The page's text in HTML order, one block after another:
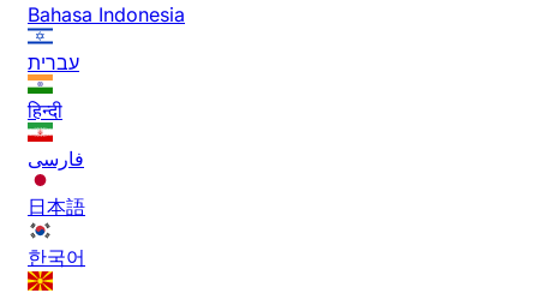
Bahasa Indonesia
עברית
हिन्दी
فارسی
日本語
한국어